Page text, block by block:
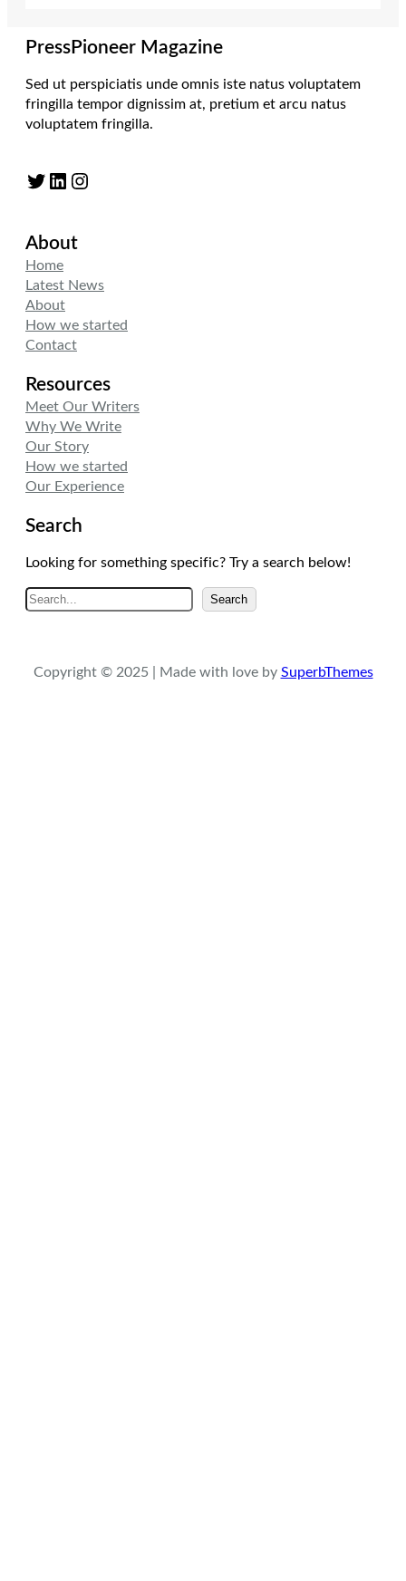
PressPioneer Magazine
Sed ut perspiciatis unde omnis iste natus voluptatem
fringilla tempor dignissim at, pretium et arcu natus
voluptatem fringilla.
Twitter LinkedIn Instagram
About
Home
Latest News
About
How we started
Contact
Resources
Meet Our Writers
Why We Write
Our Story
How we started
Our Experience
Search
Looking for something specific? Try a search below!
A
r
Search
Copyright © 2025 | Made with love by SuperbThemes